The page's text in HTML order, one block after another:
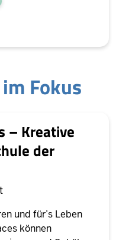
Fokus
– Kreative
der
und für’s Leben
können